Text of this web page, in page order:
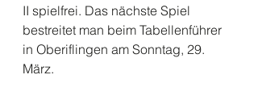
II spielfrei. Das nächste Spiel
bestreitet man beim Tabellenführer
in Oberiflingen am Sonntag, 29.
März.